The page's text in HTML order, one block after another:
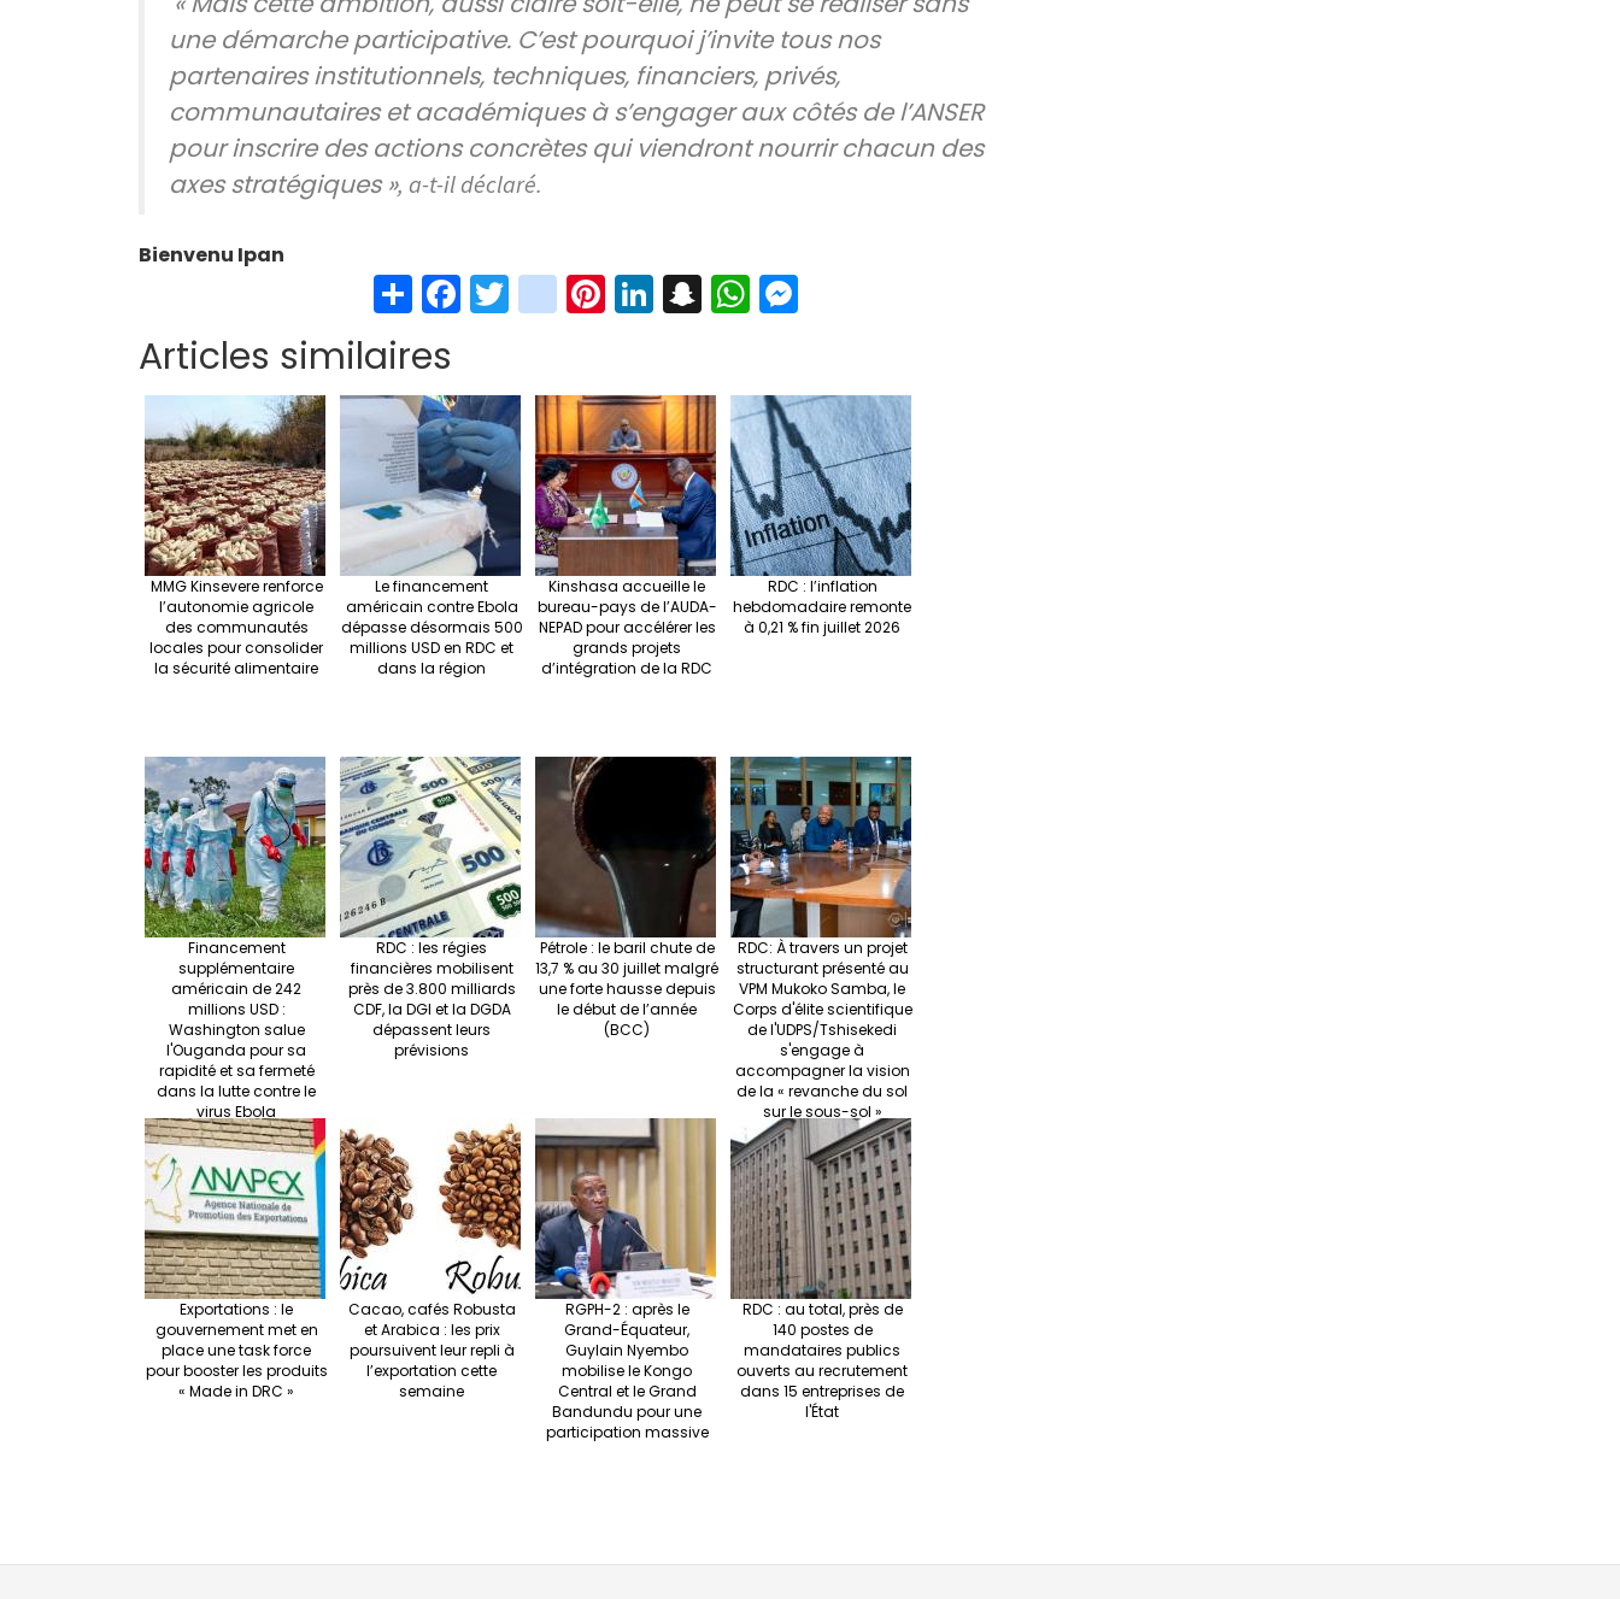
une démarche participative. C’est pourquoi j’invite tous nos
partenaires institutionnels, techniques, financiers, privés,
communautaires et académiques à s’engager aux côtés de l’ANSER
pour inscrire des actions concrètes qui viendront nourrir chacun des
axes stratégiques », a-t-il déclaré.
Bienvenu Ipan
S
h
ar
e
Fa
ce
o
o
k
T
wi
er
in
st
ra
m
Pi
nt
es
t
Li
n
dI
n
S
n
pc
h
at
W
h
sA
p
p
n
ge
r
Articles similaires
MMG Kinsevere renforce
l’autonomie agricole
des communautés
locales pour consolider
la sécurité alimentaire
Le financement
américain contre Ebola
dépasse désormais 500
millions USD en RDC et
dans la région
Kinshasa accueille le
bureau-pays de l’AUDA-
NEPAD pour accélérer les
grands projets
d’intégration de la RDC
RDC : l’inflation
hebdomadaire remonte
à 0,21 % fin juillet 2026
Financement
supplémentaire
américain de 242
millions USD :
Washington salue
l'Ouganda pour sa
rapidité et sa fermeté
dans la lutte contre le
virus Ebola
RDC : les régies
financières mobilisent
près de 3.800 milliards
CDF, la DGI et la DGDA
dépassent leurs
prévisions
Pétrole : le baril chute de
13,7 % au 30 juillet malgré
une forte hausse depuis
le début de l’année
(BCC)
RDC: À travers un projet
structurant présenté au
VPM Mukoko Samba, le
Corps d'élite scientifique
de l'UDPS/Tshisekedi
s'engage à
accompagner la vision
de la « revanche du sol
sur le sous-sol »
Exportations : le
gouvernement met en
place une task force
pour booster les produits
« Made in DRC »
Cacao, cafés Robusta
et Arabica : les prix
poursuivent leur repli à
l’exportation cette
semaine
RGPH-2 : après le
Grand-Équateur,
Guylain Nyembo
mobilise le Kongo
Central et le Grand
Bandundu pour une
participation massive
RDC : au total, près de
140 postes de
mandataires publics
ouverts au recrutement
dans 15 entreprises de
l'État